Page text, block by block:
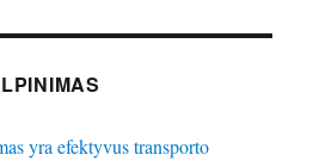
yra efektyvus transporto